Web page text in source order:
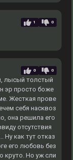
1 0
0 0
лысый толстый
эр просто боже
Жесткая прове
себя насквоз
она решила его
отсутствия
Ну как тут отказ
его любовь без
круто. Но уж сли